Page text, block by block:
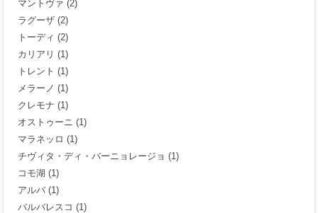
マントヴァ (2)
ラグーザ (2)
トーディ (2)
カリアリ (1)
トレント (1)
メラーノ (1)
クレモナ (1)
オストゥーニ (1)
マラネッロ (1)
チヴィタ・ディ・バーニョレージョ (1)
コモ湖 (1)
アルバ (1)
バルバレスコ (1)